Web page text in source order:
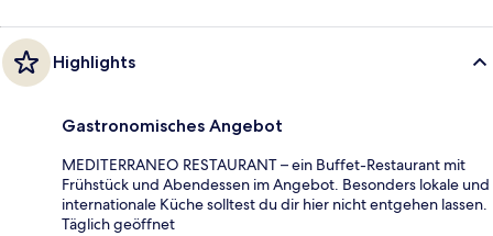
Highlights
Gastronomisches Angebot
MEDITERRANEO RESTAURANT – ein Buffet-Restaurant mit
Frühstück und Abendessen im Angebot. Besonders lokale und
internationale Küche solltest du dir hier nicht entgehen lassen.
Täglich geöffnet